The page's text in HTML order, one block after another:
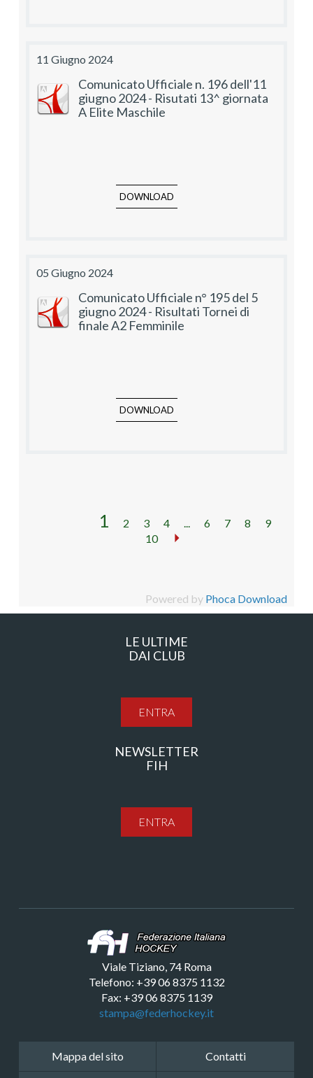
11 Giugno 2024
Comunicato Ufficiale n. 196 dell'11
giugno 2024 - Risutati 13^ giornata
A Elite Maschile
DOWNLOAD
05 Giugno 2024
Comunicato Ufficiale n° 195 del 5
giugno 2024 - Risultati Tornei di
finale A2 Femminile
DOWNLOAD
1 2 3 4 ... 6 7 8
9
10
Powered by Phoca Download
LE ULTIME
DAI CLUB
ENTRA
NEWSLETTER
FIH
ENTRA
Viale Tiziano, 74 Roma
Telefono: +39 06 8375 1132
Fax: +39 06 8375 1139
stampa@federhockey.it
Mappa del sito Contatti